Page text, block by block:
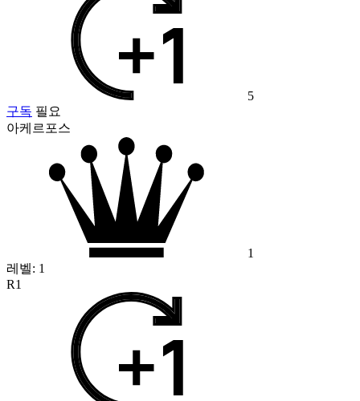
5
구독 필요
아케르포스
1
레벨: 1
R1